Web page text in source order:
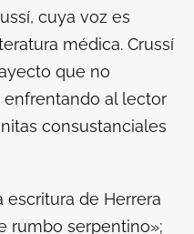
cuya voz es
médica. Crussí
que no
al lector
consustanciales
escritura de Herrera
rumbo serpentino»;